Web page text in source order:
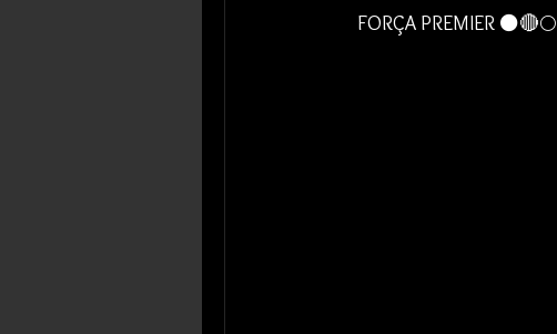
FORÇA PREMIER ⚫️🔴🌕